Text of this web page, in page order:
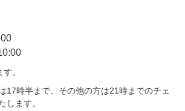
。
17時半まで、その他の方は21時までのチェ
します。